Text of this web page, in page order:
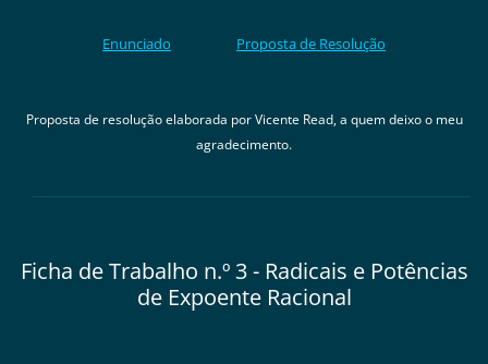
Enunciado Proposta de Resolução
Proposta de resolução elaborada por Vicente Read, a quem deixo o meu
agradecimento.
Ficha de Trabalho n.º 3 - Radicais e Potências
de Expoente Racional